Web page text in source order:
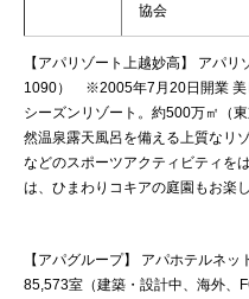
協会
【アパリゾート上越妙高】 アパ
1090） ※2005年7月20日開業 美
シーズンリゾート。約500万㎡（
然温泉露天風呂を備える上質なリ
などのスポーツアクティビティを
は、ひまわりコキアの庭園もお楽
【アパグループ】 アパホテルネ
85,573室（建築・設計中、海外、